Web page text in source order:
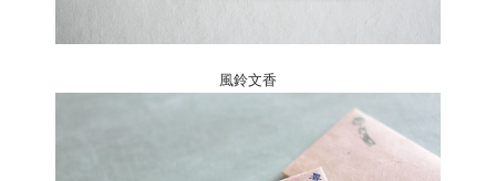
風鈴文香